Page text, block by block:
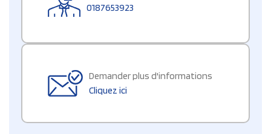
0187653923
Demander plus d'informations
Cliquez ici